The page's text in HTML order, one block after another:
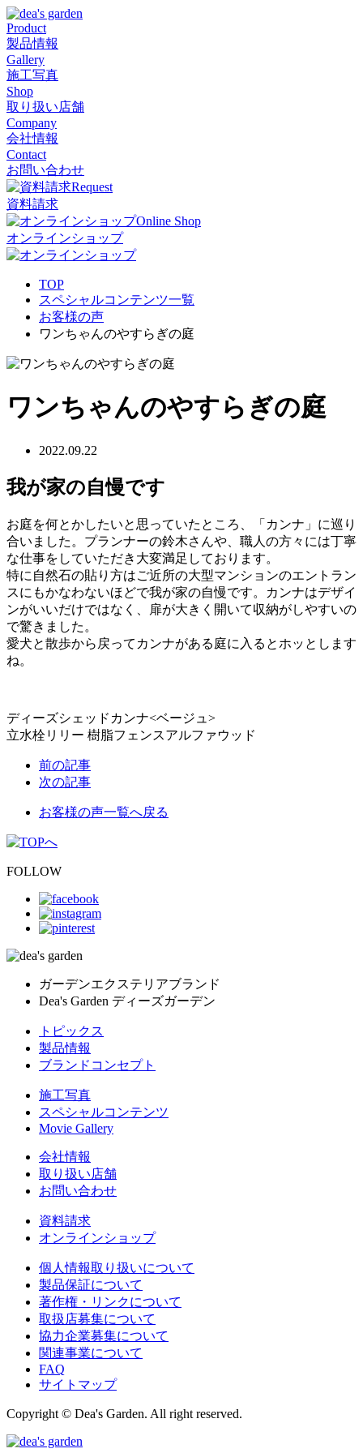
Product
製品情報
Gallery
施工写真
Shop
取り扱い店舗
Company
会社情報
Contact
お問い合わせ
Request
資料請求
Online Shop
オンラインショップ
TOP
スペシャルコンテンツ一覧
お客様の声
ワンちゃんのやすらぎの庭
ワンちゃんのやすらぎの庭
2022.09.22
我が家の自慢です
お庭を何とかしたいと思っていたところ、「カンナ」に巡り
合いました。プランナーの鈴木さんや、職人の方々には丁寧
な仕事をしていただき大変満足しております。
特に自然石の貼り方はご近所の大型マンションのエントラン
スにもかなわないほどで我が家の自慢です。カンナはデザイ
ンがいいだけではなく、扉が大きく開いて収納がしやすいの
で驚きました。
愛犬と散歩から戻ってカンナがある庭に入るとホッとします
ね。
ディーズシェッドカンナ<ベージュ>
立水栓リリー 樹脂フェンスアルファウッド
前の記事
次の記事
お客様の声一覧へ戻る
FOLLOW
ガーデンエクステリアブランド
Dea's Garden ディーズガーデン
トピックス
製品情報
ブランドコンセプト
施工写真
スペシャルコンテンツ
Movie Gallery
会社情報
取り扱い店舗
お問い合わせ
資料請求
オンラインショップ
個人情報取り扱いについて
製品保証について
著作権・リンクについて
取扱店募集について
協力企業募集について
関連事業について
FAQ
サイトマップ
Copyright © Dea's Garden. All right reserved.